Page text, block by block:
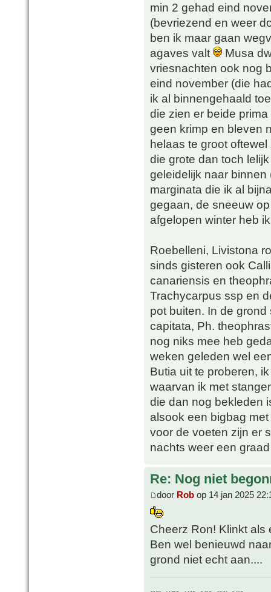
min 2 gehad eind
(bevriezend en weer
ben ik maar gaan
agaves valt
Musa
vriesnachten ook nog
eind november (die
ik al binnengehaald
die zien er beide
geen krimp en bleven
helaas te groot
die grote dan toch
geleidelijk naar
marginata die ik al
gegaan, de sneeuw
afgelopen winter heb
Roebelleni, Livistona
sinds gisteren ook
canariensis en
Trachycarpus ssp en
pot buiten. In de
capitata, Ph.
nog niks mee heb
weken geleden wel
Butia uit te proberen,
waarvan ik met
die dan nog bekleden
alsook een bigbag
voor de voeten zijn er
nachts weer een
Re: Nog niet
door Rob op 14 jan 2025
Cheerz Ron! Klinkt als
Ben wel benieuwd
grond niet echt aan....